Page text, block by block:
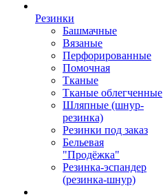
Резинки
Башмачные
Вязаные
Перфорированные
Помочная
Тканые
Тканые облегченные
Шляпные (шнур-
резинка)
Резинки под заказ
Бельевая
"Продёжка"
Резинка-эспандер
(резинка-шнур)